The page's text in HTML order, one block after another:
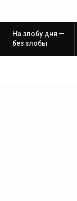
На злобу дня —
без злобы